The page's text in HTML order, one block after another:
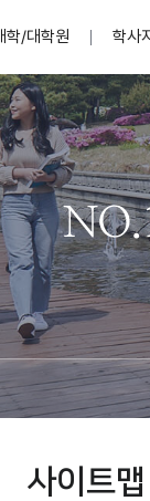
학교법인
열린총장
대학
대학원
Students
취·창업
학/대학원
대학
학사
학사공지
학사일정
학사정보
대학생활
학생지원
학생활동
산학협력
교내연구
연구윤리
LINC+ 사
기구조직
특별기구
대학본부
부속기관
부설연구
공지사항
보도자료
Photo
소통·공감
공익신고
학교기업
세명네이
세네뜨리
S:MU 스
미
S:MU
S:MU
사이트맵